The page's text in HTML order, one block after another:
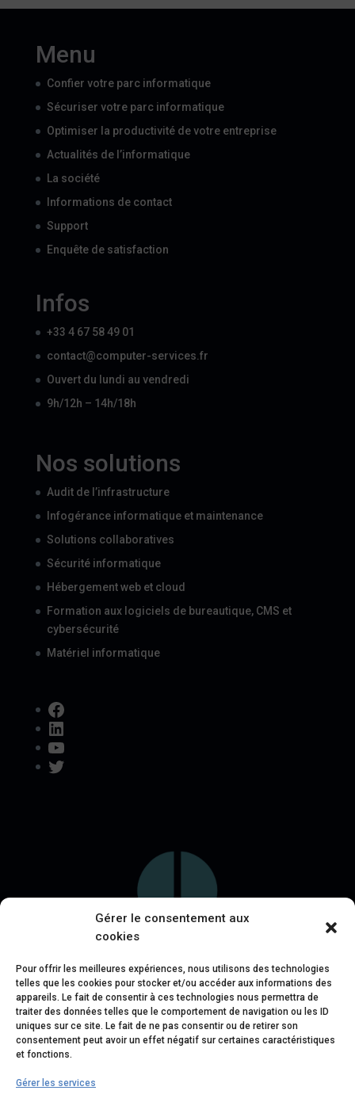
Gérer le consentement aux
cookies
Pour offrir les meilleures expériences, nous utilisons des technologies
telles que les cookies pour stocker et/ou accéder aux informations des
appareils. Le fait de consentir à ces technologies nous permettra de
traiter des données telles que le comportement de navigation ou les ID
uniques sur ce site. Le fait de ne pas consentir ou de retirer son
consentement peut avoir un effet négatif sur certaines caractéristiques
et fonctions.
Gérer les services
Menu
Confier votre parc informatique
Sécuriser votre parc informatique
Optimiser la productivité de votre entreprise
Actualités de l’informatique
La société
Informations de contact
Support
Enquête de satisfaction
Infos
+33 4 67 58 49 01
contact@computer-services.fr
Ouvert du lundi au vendredi
9h/12h – 14h/18h
Nos solutions
Audit de l’infrastructure
Infogérance informatique et maintenance
Solutions collaboratives
Sécurité informatique
Hébergement web et cloud
Formation aux logiciels de bureautique, CMS et
cybersécurité
Matériel informatique
Facebook
LinkedIn
YouTube
Twitter